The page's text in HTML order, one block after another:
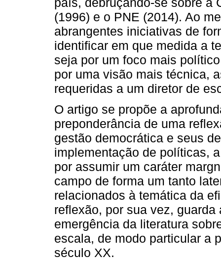
(1996) e o PNE (2014). Ao
abrangentes iniciativas de
identificar em que medida a
seja por um foco mais
por uma visão mais técnica,
requeridas a um diretor de
O artigo se propõe a
preponderância de uma
gestão democrática e seus
implementação de políticas,
por assumir um caráter
campo de forma um tanto
relacionados à temática da
reflexão, por sua vez,
emergência da literatura
escala, de modo particular a
século XX.